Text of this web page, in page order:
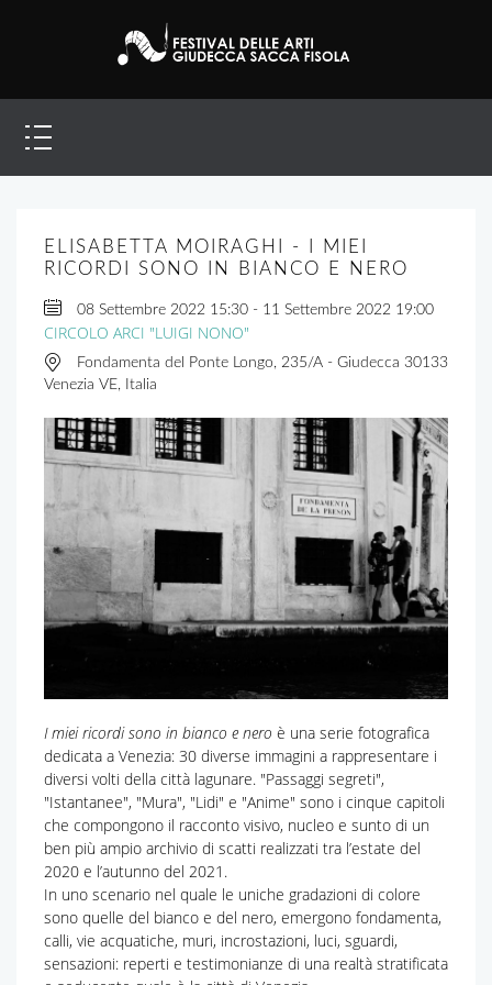
ELISABETTA MOIRAGHI - I MIEI
RICORDI SONO IN BIANCO E NERO
08 Settembre 2022 15:30 - 11 Settembre 2022 19:00
CIRCOLO ARCI "LUIGI NONO"
Fondamenta del Ponte Longo, 235/A - Giudecca 30133
Venezia VE, Italia
I miei ricordi sono in bianco e nero è una serie fotografica
dedicata a Venezia: 30 diverse immagini a rappresentare i
diversi volti della città lagunare. "Passaggi segreti",
"Istantanee", "Mura", "Lidi" e "Anime" sono i cinque capitoli
che compongono il racconto visivo, nucleo e sunto di un
ben più ampio archivio di scatti realizzati tra l’estate del
2020 e l’autunno del 2021.
In uno scenario nel quale le uniche gradazioni di colore
sono quelle del bianco e del nero, emergono fondamenta,
calli, vie acquatiche, muri, incrostazioni, luci, sguardi,
sensazioni: reperti e testimonianze di una realtà stratificata